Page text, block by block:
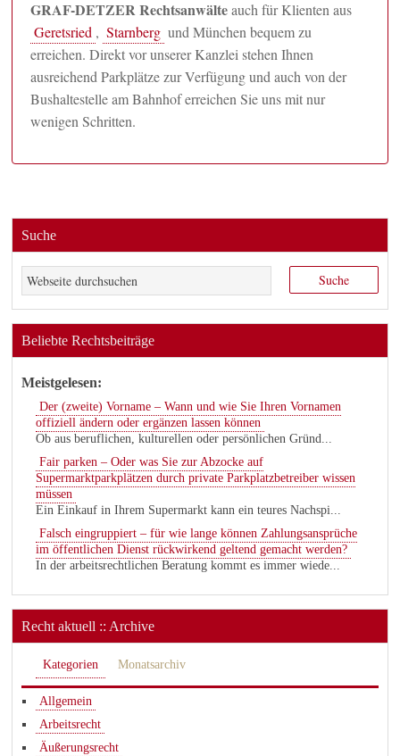
GRAF-DETZER Rechtsanwälteauch für Klienten aus
Geretsried , Starnberg und München bequem zu
erreichen. Direkt vor unserer Kanzlei stehen Ihnen
ausreichend Parkplätze zur Verfügung und auch von der
Bushaltestelle am Bahnhof erreichen Sie uns mit nur
wenigen Schritten.
Suche
Beliebte Rechtsbeiträge
Meistgelesen:
Der (zweite) Vorname – Wann und wie Sie Ihren Vornamen
offiziell ändern oder ergänzen lassen können
Ob aus beruflichen, kulturellen oder persönlichen Gründ...
Fair parken – Oder was Sie zur Abzocke auf
Supermarktparkplätzen durch private Parkplatzbetreiber wissen
müssen
Ein Einkauf in Ihrem Supermarkt kann ein teures Nachspi...
Falsch eingruppiert – für wie lange können Zahlungsansprüche
im öffentlichen Dienst rückwirkend geltend gemacht werden?
In der arbeitsrechtlichen Beratung kommt es immer wiede...
Recht aktuell :: Archive
Kategorien Monatsarchiv
Allgemein
Arbeitsrecht
Äußerungsrecht